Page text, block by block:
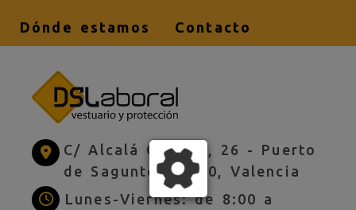
Dónde estamos Contacto
C/ Alcalá Galiano, 26 - Puerto
de Sagunto, 46520, Valencia
Lunes-Viernes: de 8:00 a